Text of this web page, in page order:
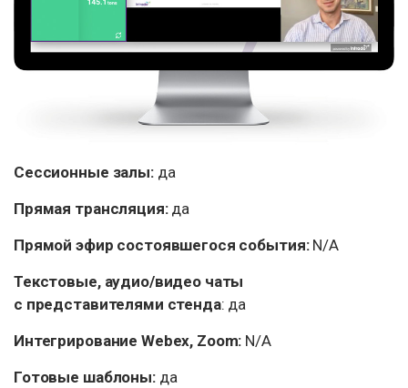
Сессионные залы:да
Прямая трансляция:да
Прямой эфир состоявшегося события:N/A
Текстовые, аудио/видео чаты
с представителями стенда: да
Интегрирование Webex, Zoom: N/A
Готовые шаблоны:да